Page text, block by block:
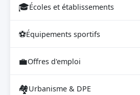
🎓Écoles et établissements
⚽Équipements sportifs
💼Offres d'emploi
🏘Urbanisme & DPE